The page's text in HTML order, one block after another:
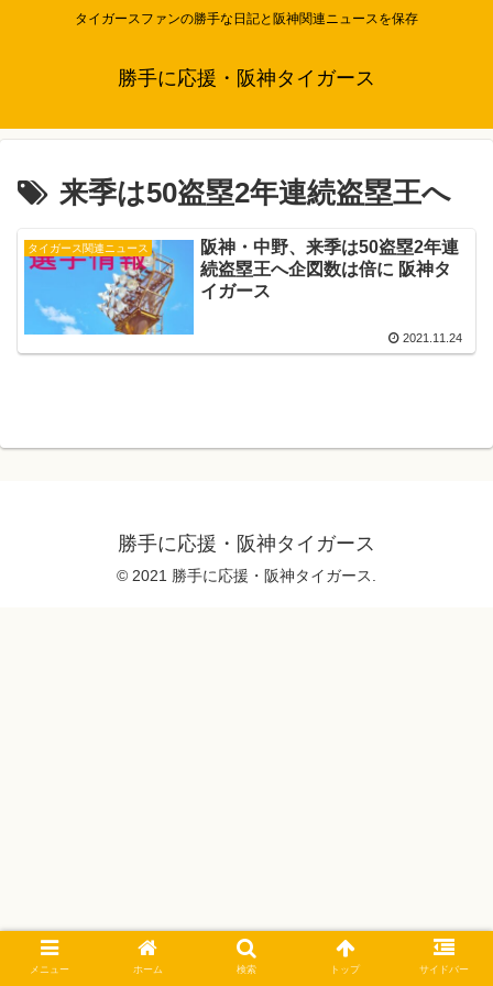
タイガースファンの勝手な日記と阪神関連ニュースを保存
勝手に応援・阪神タイガース
来季は50盗塁2年連続盗塁王へ
タイガース関連ニュース
阪神・中野、来季は50盗塁2年連
続盗塁王へ企図数は倍に 阪神タ
イガース
2021.11.24
勝手に応援・阪神タイガース
© 2021 勝手に応援・阪神タイガース.
メニュー ホーム 検索 トップ サイドバー